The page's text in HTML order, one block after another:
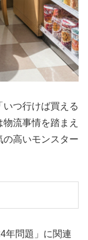
いつ行けば買える
流事情を踏まえ
の高いモンスター
年問題」に関連